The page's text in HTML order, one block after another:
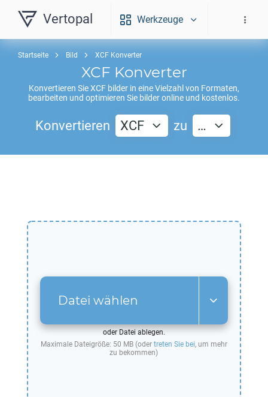
Vertopal Werkzeuge
Startseite Bild XCF Konverter
XCF Konverter
Konvertieren SieXCF bilder in eine Vielzahl von Formaten,
bearbeiten und optimieren Sie bilder online und kostenlos.
Konvertieren XCF zu …
Datei wählen
oder Datei ablegen.
Maximale Dateigröße: 50 MB (oder treten Sie bei, um mehr
zu bekommen)